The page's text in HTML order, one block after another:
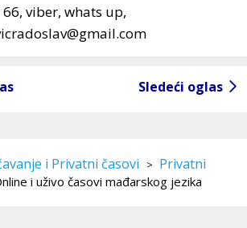
viber, whats up,
Sledeći oglas
i Privatni časovi > Privatni
i uživo časovi mađarskog jezika